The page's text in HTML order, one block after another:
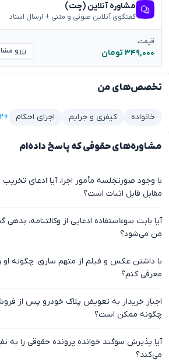
تخصص‌های من
خانواده کیفری و جرایم اجرای احکام +۲ مورد دیگر
مشاوره آنلاین (چت)
گفتگوی آنلاین صوتی و متنی + ارسال اسناد
قیمت
۳۴۹,۰۰۰ تومان رزرو مشاوره
مشاوره‌های حقوقی که پاسخ داده‌ام
با وجود صورتجلسه مأمور اجرا، آیا ادعای
مقابل قابل اثبات است؟
آیا بابت سوءاستفاده ادعایی از وکالتنامه، بدهی
من می‌شود؟
با داشتن عکس و فیلم از متهم سارق، چگونه او
معرفی کنم؟
اجبار خریدار به تعویض پلاک خودرو پس از
چگونه ممکن است؟
آیا پذیرش سوگند خوانده پرونده حقوقی را به
می‌کند؟